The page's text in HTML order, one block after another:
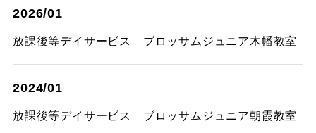
2026/01
放課後等デイサービス ブロッサムジュニア木幡教室
2024/01
放課後等デイサービス ブロッサムジュニア朝霞教室